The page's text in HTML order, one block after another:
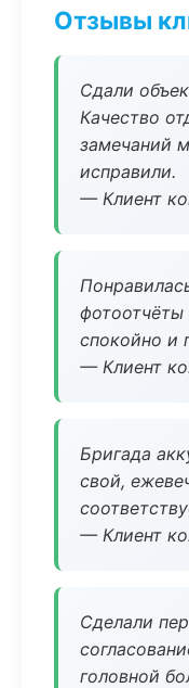
Отзывы
Сдали
Качество
замечаний
исправили.
— Клиент
фотоотчёты
спокойно и
— Клиент
Бригада
свой,
— Клиент
Сделали
головной